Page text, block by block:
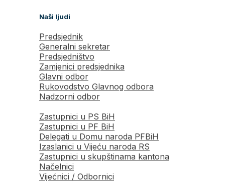
Naši ljudi
Predsjednik
Generalni sekretar
Predsjedništvo
Zamjenici predsjednika
Glavni odbor
Rukovodstvo Glavnog odbora
Nadzorni odbor
Zastupnici u PS BiH
Zastupnici u PF BiH
Delegati u Domu naroda PFBiH
Izaslanici u Vijeću naroda RS
Zastupnici u skupštinama kantona
Načelnici
Vijećnici / Odbornici